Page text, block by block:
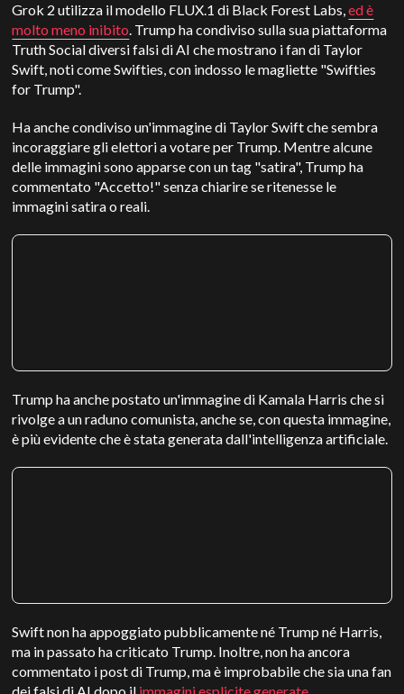
Grok 2 utilizza il modello FLUX.1 di Black Forest Labs,ed è
molto meno inibito. Trump ha condiviso sulla sua piattaforma
Truth Social diversi falsi di AI che mostrano i fan di Taylor
Swift, noti come Swifties, con indosso le magliette "Swifties
for Trump".
Ha anche condiviso un'immagine di Taylor Swift che sembra
incoraggiare gli elettori a votare per Trump. Mentre alcune
delle immagini sono apparse con un tag "satira", Trump ha
commentato "Accetto!" senza chiarire se ritenesse le
immagini satira o reali.
Trump ha anche postato un'immagine di Kamala Harris che si
rivolge a un raduno comunista, anche se, con questa immagine,
è più evidente che è stata generata dall'intelligenza artificiale.
Swift non ha appoggiato pubblicamente né Trump né Harris,
ma in passato ha criticato Trump. Inoltre, non ha ancora
commentato i post di Trump, ma è improbabile che sia una fan